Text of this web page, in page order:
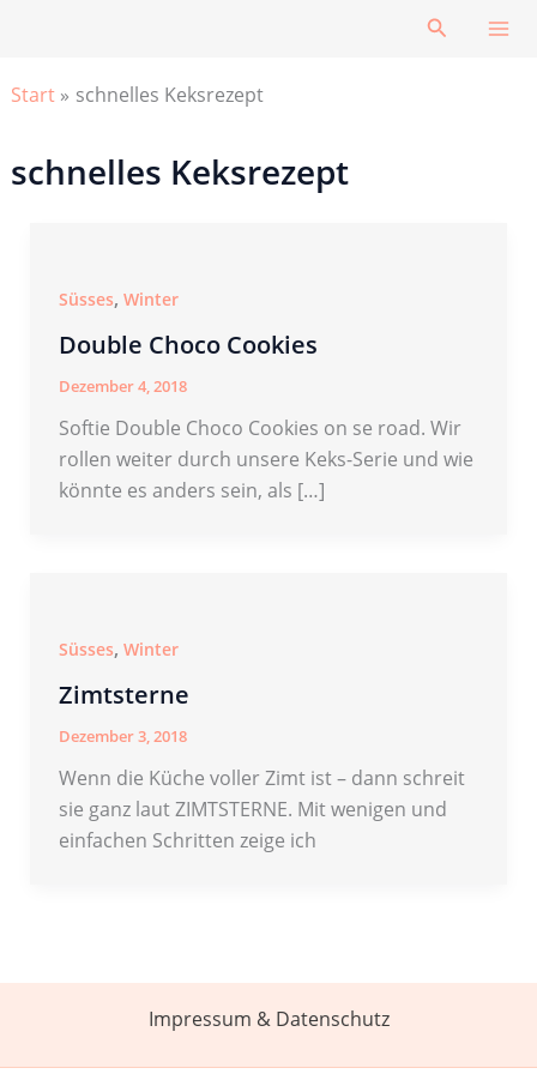
Suchen
Start schnelles Keksrezept
schnelles Keksrezept
Süsses, Winter
Double Choco Cookies
Dezember 4, 2018
Softie Double Choco Cookies on se road. Wir
rollen weiter durch unsere Keks-Serie und wie
könnte es anders sein, als […]
Süsses, Winter
Zimtsterne
Dezember 3, 2018
Wenn die Küche voller Zimt ist – dann schreit
sie ganz laut ZIMTSTERNE. Mit wenigen und
einfachen Schritten zeige ich
Impressum & Datenschutz